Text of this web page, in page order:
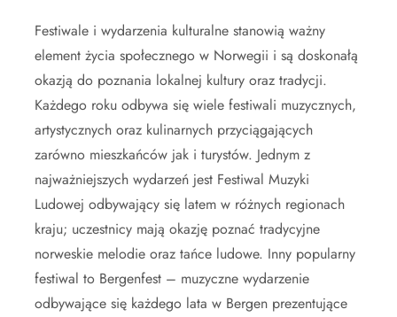
Festiwale i wydarzenia kulturalne stanowią ważny
element życia społecznego w Norwegii i są doskonałą
okazją do poznania lokalnej kultury oraz tradycji.
Każdego roku odbywa się wiele festiwali muzycznych,
artystycznych oraz kulinarnych przyciągających
zarówno mieszkańców jak i turystów. Jednym z
najważniejszych wydarzeń jest Festiwal Muzyki
Ludowej odbywający się latem w różnych regionach
kraju; uczestnicy mają okazję poznać tradycyjne
norweskie melodie oraz tańce ludowe. Inny popularny
festiwal to Bergenfest – muzyczne wydarzenie
odbywające się każdego lata w Bergen prezentujące